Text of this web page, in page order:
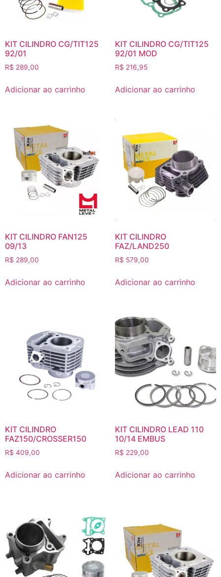
KIT CILINDRO CG/TIT125
92/01
R$ 289,00
Adicionar ao carrinho
KIT CILINDRO CG/TIT125
92/01 MOD
R$ 216,95
Adicionar ao carrinho
KIT CILINDRO FAN125
09/13
R$ 289,00
Adicionar ao carrinho
KIT CILINDRO
FAZ/LAND250
R$ 579,00
Adicionar ao carrinho
KIT CILINDRO
FAZ150/CROSSER150
R$ 409,00
Adicionar ao carrinho
KIT CILINDRO LEAD 110
10/14 EMBUS
R$ 229,00
Adicionar ao carrinho